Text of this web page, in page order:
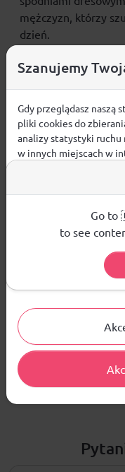
mężczyzn, którzy
dzień.
CECHY
grubsza,
komfort
krój regular
okrągły dekolt
wykończenie
sylwetce
bez kieszeni –
materiał
Nie ma
Szanujemy
Gdy przeglądasz naszą
pliki cookies do
analizy statystyki ruchu
w innych miejscach w
używanych plików
Aby dowiedzieć się
wykorzystujemy Twoje
Go to
to see